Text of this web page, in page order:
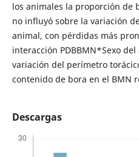
los animales la proporción de
no influyó sobre la variación
animal, con pérdidas más
interacción PDBBMN*Sexo
variación del perímetro
contenido de bora en el BMN
Descargas